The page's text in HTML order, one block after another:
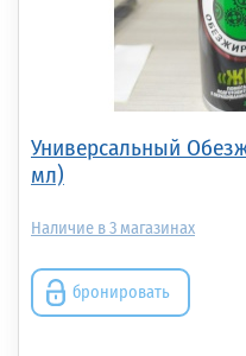
Универсальный
мл)
3
бронировать